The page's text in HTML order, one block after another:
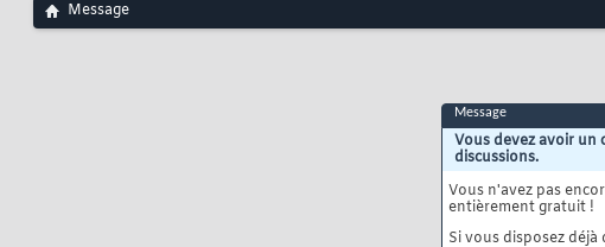
Message
Message
Vous devez avoir un
discussions.
Vous n'avez pas
entièrement gratuit !
Si vous disposez